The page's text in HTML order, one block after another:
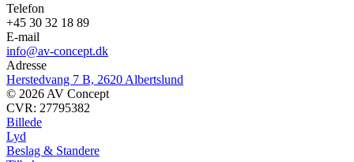
Telefon
+45 30 32 18 89
E-mail
info@av-concept.dk
Adresse
Herstedvang 7 B, 2620 Albertslund
© 2026 AV Concept
CVR: 27795382
Billede
Lyd
Beslag & Standere